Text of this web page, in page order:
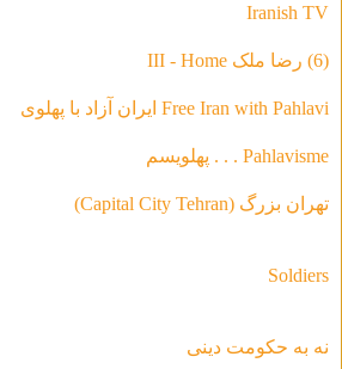
Iranish TV
(6) رضا ملک III - Home
Free Iran with Pahlavi ایران آزاد با پهلوی
Pahlavisme . . . پهلویسم
تهران بزرگ (Capital City Tehran)
Soldiers
نه به حکومت دینی